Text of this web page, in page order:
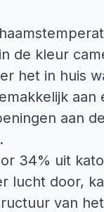
de kleur
het in huis
aan
aan
34% uit
lucht door,
van